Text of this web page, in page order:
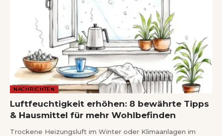
NACHRICHTEN
Luftfeuchtigkeit erhöhen: 8 bewährte Tipps
& Hausmittel für mehr Wohlbefinden
Trockene Heizungsluft im Winter oder Klimaanlagen im